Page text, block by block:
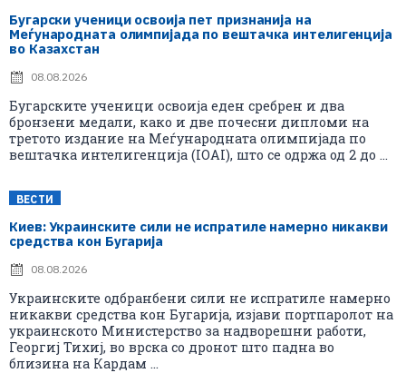
Бугарски ученици освоија пет признанија на
Меѓународната олимпијада по вештачка интелигенција
во Казахстан
08.08.2026
Бугарските ученици освоија еден сребрен и два
бронзени медали, како и две почесни дипломи на
третото издание на Меѓународната олимпијада по
вештачка интелигенција (IOAI), што се одржа од 2 до ...
ВЕСТИ
Киев: Украинските сили не испратиле намерно никакви
средства кон Бугарија
08.08.2026
Украинските одбранбени сили не испратиле намерно
никакви средства кон Бугарија, изјави портпаролот на
украинското Министерство за надворешни работи,
Георгиј Тихиј, во врска со дронот што падна во
близина на Кардам ...